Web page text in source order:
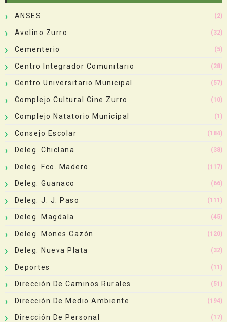
ANSES (2)
Avelino Zurro (32)
Cementerio (5)
Centro Integrador Comunitario (28)
Centro Universitario Municipal (57)
Complejo Cultural Cine Zurro (10)
Complejo Natatorio Municipal (1)
Consejo Escolar (184)
Deleg. Chiclana (38)
Deleg. Fco. Madero (117)
Deleg. Guanaco (66)
Deleg. J. J. Paso (111)
Deleg. Magdala (45)
Deleg. Mones Cazón (120)
Deleg. Nueva Plata (32)
Deportes (11)
Dirección De Caminos Rurales (51)
Dirección De Medio Ambiente (194)
Dirección De Personal (17)